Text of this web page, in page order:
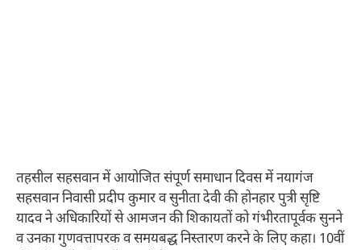
तहसील सहसवान में आयोजित संपूर्ण समाधान दिवस में नयागंज
सहसवान निवासी प्रदीप कुमार व सुनीता देवी की होनहार पुत्री सृष्टि
यादव ने अधिकारियों से आमजन की शिकायतों को गंभीरतापूर्वक सुनने
व उनका गुणवत्तापरक व समयबद्ध निस्तारण करने के लिए कहा। 10वीं